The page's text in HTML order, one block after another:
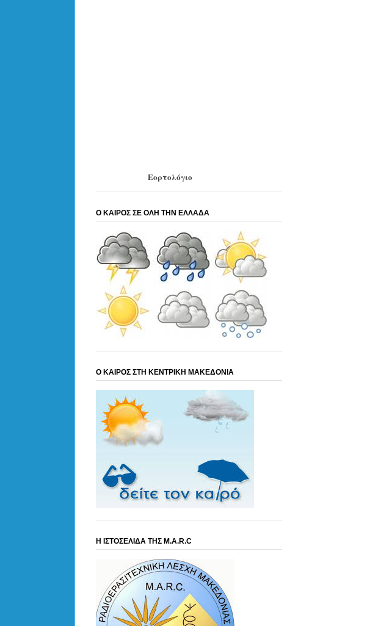
Εορτολόγιο
Ο ΚΑΙΡΟΣ ΣΕ ΟΛΗ ΤΗΝ ΕΛΛΑΔΑ
Ο ΚΑΙΡΟΣ ΣΤΗ ΚΕΝΤΡΙΚΗ ΜΑΚΕΔΟΝΙΑ
Η ΙΣΤΟΣΕΛΙΔΑ ΤΗΣ M.A.R.C